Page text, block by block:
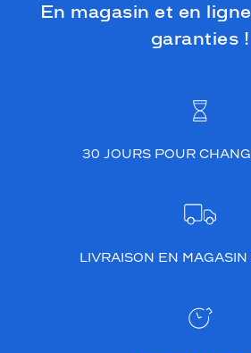
En magasin et en
garanties !
30 JOURS POUR
LIVRAISON EN MAGASIN